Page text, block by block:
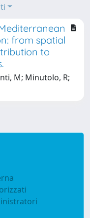
from spatial
to
M; Minutolo, R;